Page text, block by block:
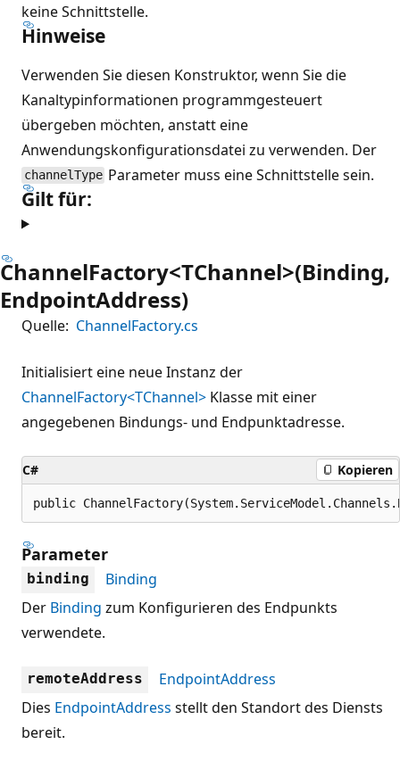
keine Schnittstelle.
Hinweise
Verwenden Sie diesen Konstruktor, wenn Sie die
Kanaltypinformationen programmgesteuert
übergeben möchten, anstatt eine
Anwendungskonfigurationsdatei zu verwenden. Der
channelType Parameter muss eine Schnittstelle sein.
Gilt für:
ChannelFactory<TChannel>(Binding,
EndpointAddress)
Quelle: ChannelFactory.cs
Initialisiert eine neue Instanz der
ChannelFactory<TChannel> Klasse mit einer
angegebenen Bindungs- und Endpunktadresse.
C# Kopieren
public
Parameter
binding
Binding
Der Binding zum Konfigurieren des Endpunkts
verwendete.
remoteAddress
EndpointAddress
Dies EndpointAddress stellt den Standort des Diensts
bereit.